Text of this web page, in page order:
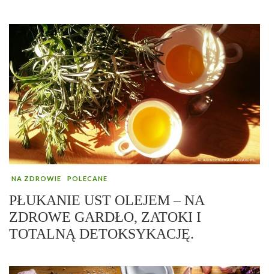
NA ZDROWIE POLECANE
PŁUKANIE UST OLEJEM – NA
ZDROWE GARDŁO, ZATOKI I
TOTALNĄ DETOKSYKACJĘ.